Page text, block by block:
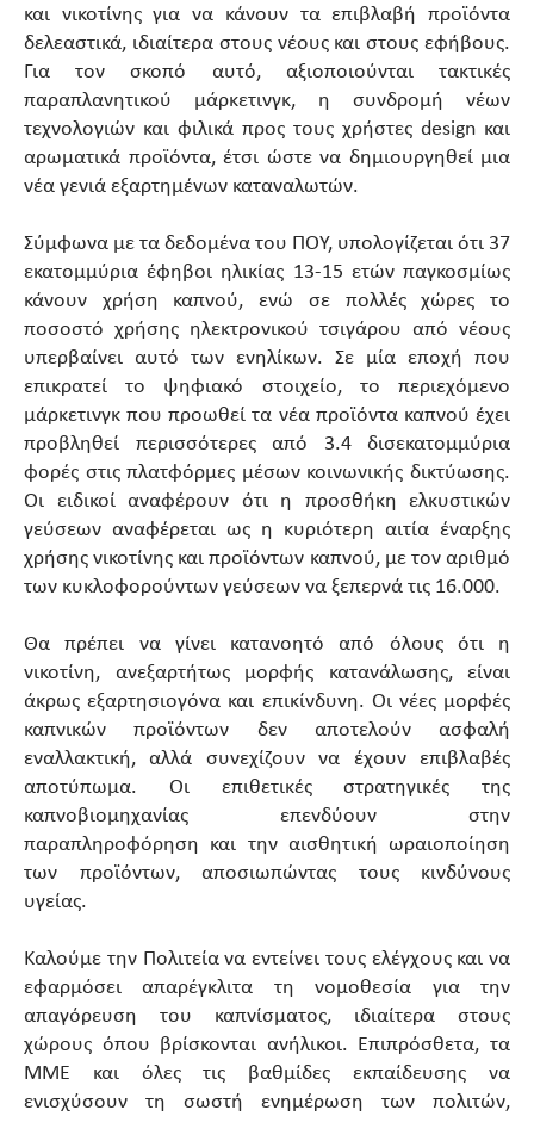
και νικοτίνης για να κάνουν τα επιβλαβή προϊόντα
δελεαστικά, ιδιαίτερα στους νέους και στους εφήβους.
Για τον σκοπό αυτό, αξιοποιούνται τακτικές
παραπλανητικού μάρκετινγκ, η συνδρομή νέων
τεχνολογιών και φιλικά προς τους χρήστες design και
αρωματικά προϊόντα, έτσι ώστε να δημιουργηθεί μια
νέα γενιά εξαρτημένων καταναλωτών.
Σύμφωνα με τα δεδομένα του ΠΟΥ, υπολογίζεται ότι 37
εκατομμύρια έφηβοι ηλικίας 13-15 ετών παγκοσμίως
κάνουν χρήση καπνού, ενώ σε πολλές χώρες το
ποσοστό χρήσης ηλεκτρονικού τσιγάρου από νέους
υπερβαίνει αυτό των ενηλίκων. Σε μία εποχή που
επικρατεί το ψηφιακό στοιχείο, το περιεχόμενο
μάρκετινγκ που προωθεί τα νέα προϊόντα καπνού έχει
προβληθεί περισσότερες από 3.4 δισεκατομμύρια
φορές στις πλατφόρμες μέσων κοινωνικής δικτύωσης.
Οι ειδικοί αναφέρουν ότι η προσθήκη ελκυστικών
γεύσεων αναφέρεται ως η κυριότερη αιτία έναρξης
χρήσης νικοτίνης και προϊόντων καπνού, με τον αριθμό
των κυκλοφορούντων γεύσεων να ξεπερνά τις 16.000.
Θα πρέπει να γίνει κατανοητό από όλους ότι η
νικοτίνη, ανεξαρτήτως μορφής κατανάλωσης, είναι
άκρως εξαρτησιογόνα και επικίνδυνη. Οι νέες μορφές
καπνικών προϊόντων δεν αποτελούν ασφαλή
εναλλακτική, αλλά συνεχίζουν να έχουν επιβλαβές
αποτύπωμα. Οι επιθετικές στρατηγικές της
καπνοβιομηχανίας επενδύουν στην
παραπληροφόρηση και την αισθητική ωραιοποίηση
των προϊόντων, αποσιωπώντας τους κινδύνους
υγείας.
Καλούμε την Πολιτεία να εντείνει τους ελέγχους και να
εφαρμόσει απαρέγκλιτα τη νομοθεσία για την
απαγόρευση του καπνίσματος, ιδιαίτερα στους
χώρους όπου βρίσκονται ανήλικοι. Επιπρόσθετα, τα
ΜΜΕ και όλες τις βαθμίδες εκπαίδευσης να
ενισχύσουν τη σωστή ενημέρωση των πολιτών,